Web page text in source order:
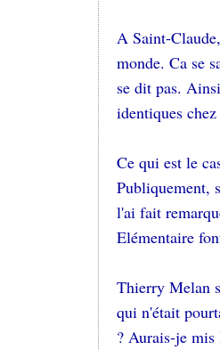
A Saint-
monde. Ca se
se dit pas.
identiques
Ce qui est le
Publiquement,
l'ai fait
Elémentaire
Thierry Melan
qui n'était
? Aurais-je